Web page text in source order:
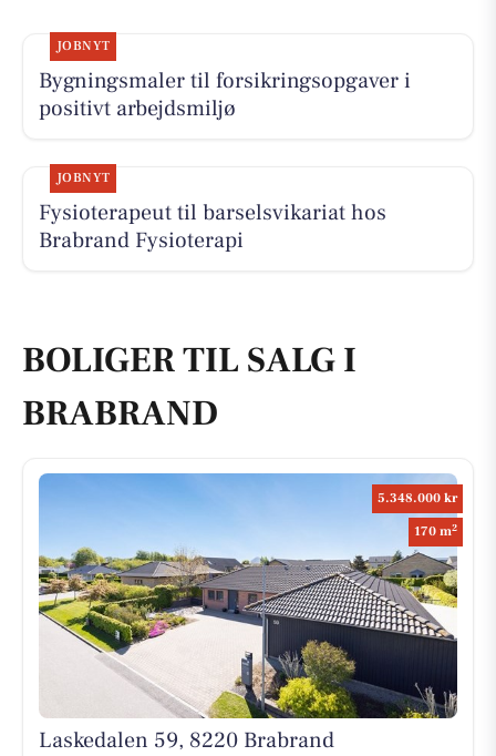
JOBNYT
Bygningsmaler til forsikringsopgaver i
positivt arbejdsmiljø
JOBNYT
Fysioterapeut til barselsvikariat hos
Brabrand Fysioterapi
BOLIGER TIL SALG I
BRABRAND
5.348.000 kr
170 m2
Laskedalen 59, 8220 Brabrand